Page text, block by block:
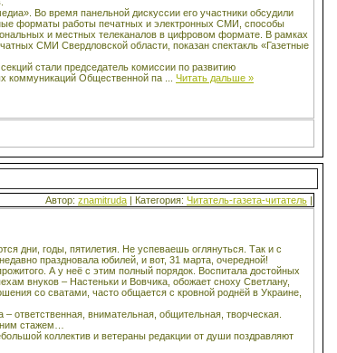
Во время панельной дискуссии его участники обсудили
форматы работы печатных и электронных СМИ, способы
и местных телеканалов в цифровом формате. В рамках
СМИ Свердловской области, показан спектакль «Газетные
стали председатель комиссии по развитию
коммуникаций Общественной па
Читать дальше »
Автор: znamitruda | Категория: Читатель-газета-читатель
дни, годы, пятилетия. Не успеваешь оглянуться. Так и с
праздновала юбилей, и вот, 31 марта, очередной!
А у неё с этим полный порядок. Воспитала достойных
внуков – Настеньки и Вовчика, обожает сноху Светлану,
со сватами, часто общается с кровной роднёй в Украине,
ответственная, внимательная, общительная, творческая.
стажем…
коллектив и ветераны редакции от души поздравляют